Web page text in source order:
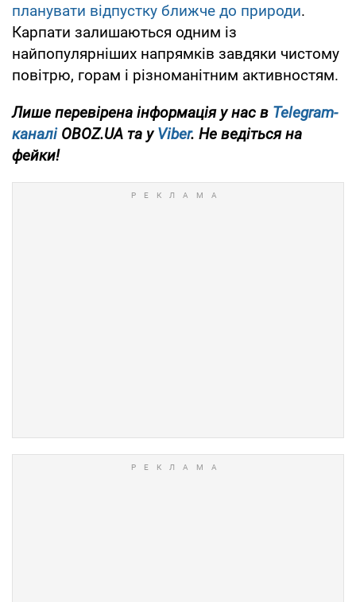
планувати відпустку ближче до природи.
Карпати залишаються одним із
найпопулярніших напрямків завдяки чистому
повітрю, горам і різноманітним активностям.
Лише перевірена інформація у нас в Telegram-
каналіOBOZ.UA та уViber. Не ведіться на
фейки!